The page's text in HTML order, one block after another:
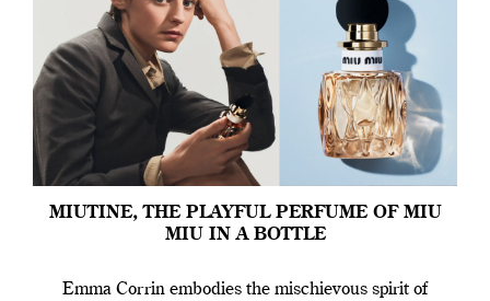
MIUTINE, THE PLAYFUL PERFUME OF MIU
MIU IN A BOTTLE
Emma Corrin embodies the mischievous spirit of